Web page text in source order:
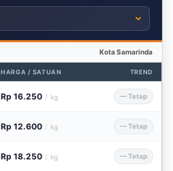
Kota Samarinda
HARGA / SATUAN TREND
Rp 16.250 / kg — Tetap
Rp 12.600 / kg — Tetap
Rp 18.250 / kg — Tetap